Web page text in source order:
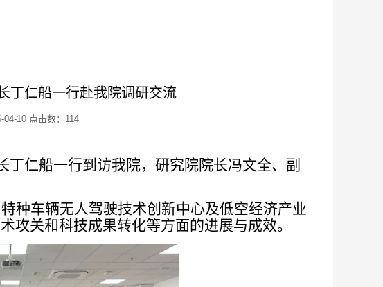
丁仁船一行赴我院调研交流
10 点击数： 114
仁船一行到访我院，研究院院长冯文全、副
种车辆无人驾驶技术创新中心及低空经济产业
攻关和科技成果转化等方面的进展与成效。